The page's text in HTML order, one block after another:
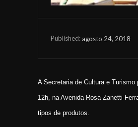
Published: agosto 24, 2018
A Secretaria de Cultura e
12h, na Avenida Rosa Zanetti
tipos de produtos.